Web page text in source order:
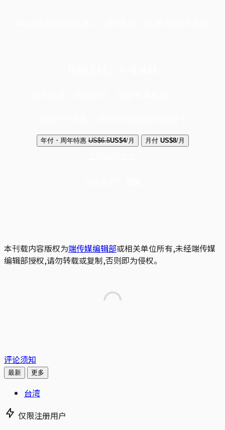
年付・周年特惠 US$6.5US$4/月 月付 US$8/月
本刊载内容版权为端传媒编辑部或相关单位所有,未经端传媒
编辑部授权,请勿转载或复制,否则即为侵权。
评论须知
最新 更多
台湾
仅限注册用户